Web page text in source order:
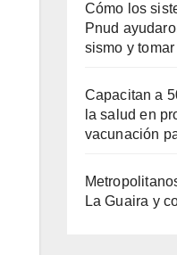
Cómo los
Pnud
sismo y
Capacitan a
la salud en
vacunación
La Guaira y